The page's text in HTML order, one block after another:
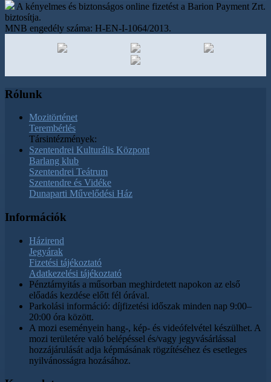
A kényelmes és biztonságos online fizetést a Barion Payment Zrt.
biztosítja.
MNB engedély száma: H-EN-I-1064/2013.
Rólunk
Mozitörténet
Terembérlés
Társintézmények:
Szentendrei Kulturális Központ
Barlang klub
Szentendrei Teátrum
Szentendre és Vidéke
Dunaparti Művelődési Ház
Információk
Házirend
Jegyárak
Fizetési tájékoztató
Adatkezelési tájékoztató
Pénztárnyitás a műsorban meghirdetett napokon az első
előadás kezdése előtt fél órával.
Parkolási információ: díjfizetési időszak minden nap 9:00–
20:00 óra között.
A mozi eseményein hang-, kép- és videófelvétel készülhet. A
mozi területére való belépéssel és/vagy jegyvásárlással
hozzájárulását adja képmásának rögzítéséhez és esetleges
nyilvánosságra hozásához.